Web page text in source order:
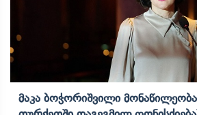
Მაკა Ბოჭორიშვილი